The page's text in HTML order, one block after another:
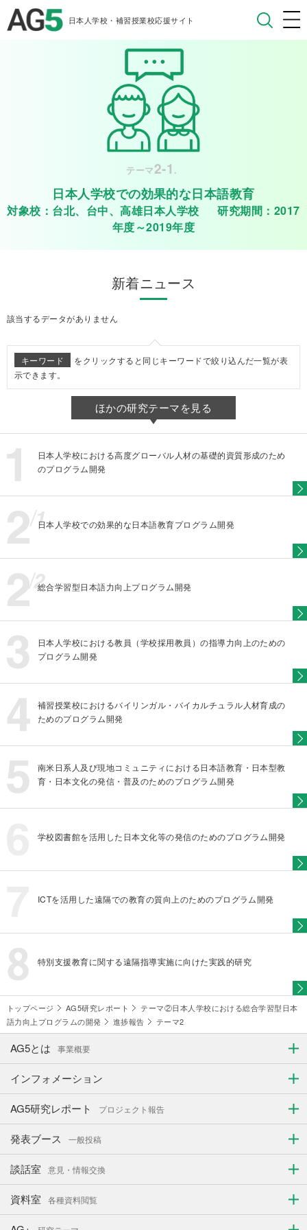
日本人学校・補習授業校応援サイト
テーマ2-1 .
日本人学校での効果的な日本語教育
対象校：台北、台中、高雄日本人学校 研究期間：2017
年度～2019年度
新着ニュース
該当するデータがありません
キーワード
をクリックすると同じキーワードで絞り込んだ一覧が表
示できます。
ほかの研究テーマを見る
日本人学校における高度グローバル人材の基礎的資質形成のため
のプログラム開発
日本人学校での効果的な日本語教育プログラム開発
総合学習型日本語力向上プログラム開発
日本人学校における教員（学校採用教員）の指導力向上のための
プログラム開発
補習授業校におけるバイリンガル・バイカルチュラル人材育成の
ためのプログラム開発
南米日系人及び現地コミュニティにおける日本語教育・日本型教
育・日本文化の発信・普及のためのプログラム開発
学校図書館を活用した日本文化等の発信のためのプログラム開発
ICTを活用した遠隔での教育の質向上のためのプログラム開発
特別支援教育に関する遠隔指導実施に向けた実践的研究
トップページ AG5研究レポート
テーマ②日本人学校における総合学習型日本
語力向上プログラムの開発
進捗報告 テーマ2
AG5とは 事業概要
インフォメーション
AG5研究レポート プロジェクト報告
発表ブース 一般投稿
談話室 意見・情報交換
資料室 各種資料閲覧